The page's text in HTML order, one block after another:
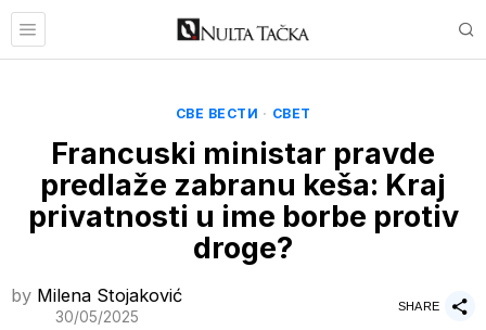
СВЕ ВЕСТИ · СВЕТ
Francuski ministar pravde
predlaže zabranu keša: Kraj
privatnosti u ime borbe protiv
droge?
by Milena Stojaković
30/05/2025
SHARE